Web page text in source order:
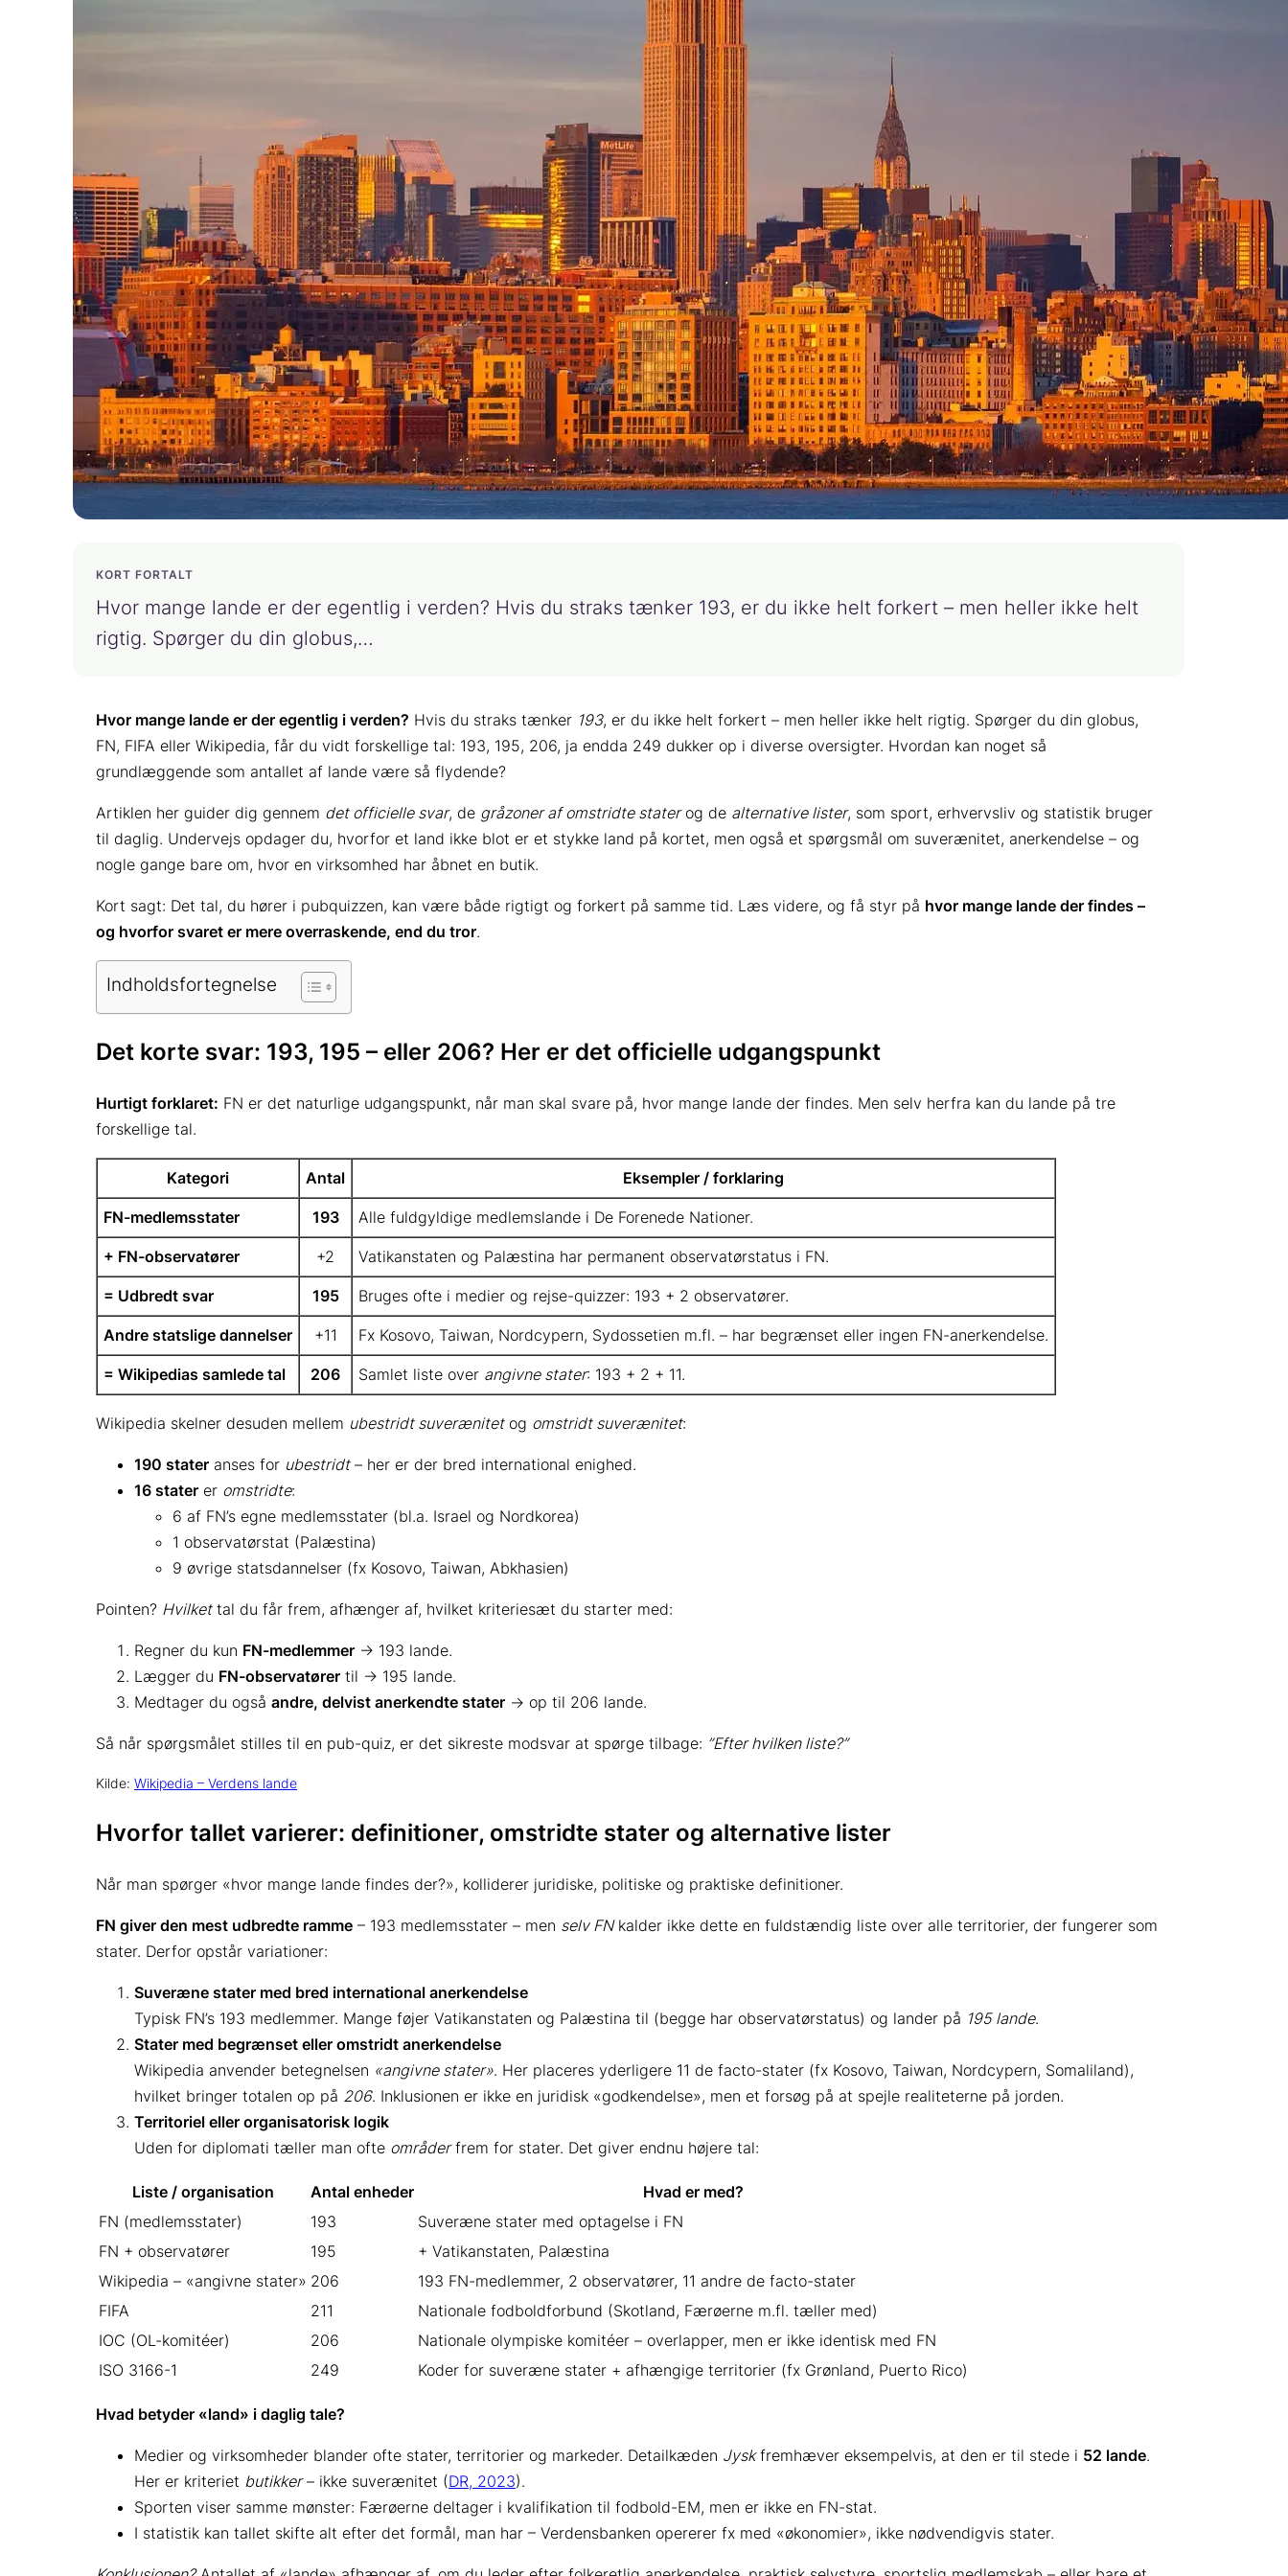
KORT FORTALT
Hvor mange lande er der egentlig i verden? Hvis du straks tænker 193, er du ikke helt forkert – men heller ikke helt
rigtig. Spørger du din globus,…
Hvor mange lande er der egentlig i verden? Hvis du straks tænker 193, er du ikke helt forkert – men heller ikke helt rigtig. Spørger du din globus,
FN, FIFA eller Wikipedia, får du vidt forskellige tal: 193, 195, 206, ja endda 249 dukker op i diverse oversigter. Hvordan kan noget så
grundlæggende som antallet af lande være så flydende?
Artiklen her guider dig gennem det officielle svar, de gråzoner af omstridte staterog de alternative lister, som sport, erhvervsliv og statistik bruger
til daglig. Undervejs opdager du, hvorfor et land ikke blot er et stykke land på kortet, men også et spørgsmål om suverænitet, anerkendelse – og
nogle gange bare om, hvor en virksomhed har åbnet en butik.
Kort sagt: Det tal, du hører i pubquizzen, kan være både rigtigt og forkert på samme tid. Læs videre, og få styr på hvor mange lande der findes –
og hvorfor svaret er mere overraskende, end du tror.
Indholdsfortegnelse
Det korte svar: 193, 195 – eller 206? Her er det officielle udgangspunkt
Hurtigt forklaret: FN er det naturlige udgangspunkt, når man skal svare på, hvor mange lande der findes. Men selv herfra kan du lande på tre
forskellige tal.
Kategori Antal Eksempler / forklaring
FN-medlemsstater 193 Alle fuldgyldige medlemslande i De Forenede Nationer.
+ FN-observatører +2 Vatikanstaten og Palæstina har permanent observatørstatus i FN.
= Udbredt svar 195 Bruges ofte i medier og rejse-quizzer: 193 + 2 observatører.
Andre statslige dannelser +11 Fx Kosovo, Taiwan, Nordcypern, Sydossetien m.fl. – har begrænset eller ingen FN-anerkendelse.
= Wikipedias samlede tal 206 Samlet liste over angivne stater: 193 + 2 + 11.
Wikipedia skelner desuden mellem ubestridt suverænitetog omstridt suverænitet:
190 stater anses for ubestridt– her er der bred international enighed.
16 stater er omstridte:
6 af FN’s egne medlemsstater (bl.a. Israel og Nordkorea)
1 observatørstat (Palæstina)
9 øvrige statsdannelser (fx Kosovo, Taiwan, Abkhasien)
Pointen? Hvilkettal du får frem, afhænger af, hvilket kriteriesæt du starter med:
Regner du kun FN-medlemmer → 193 lande.
Lægger du FN-observatører til → 195 lande.
Medtager du også andre, delvist anerkendte stater → op til 206 lande.
Så når spørgsmålet stilles til en pub-quiz, er det sikreste modsvar at spørge tilbage: ”Efter hvilken liste?”
Kilde: Wikipedia – Verdens lande
Hvorfor tallet varierer: definitioner, omstridte stater og alternative lister
Når man spørger «hvor mange lande findes der?», kolliderer juridiske, politiske og praktiske definitioner.
FN giver den mest udbredte ramme – 193 medlemsstater – men selv FNkalder ikke dette en fuldstændig liste over alle territorier, der fungerer som
stater. Derfor opstår variationer:
Suveræne stater med bred international anerkendelse
Typisk FN’s 193 medlemmer. Mange føjer Vatikanstaten og Palæstina til (begge har observatørstatus) og lander på 195 lande.
Stater med begrænset eller omstridt anerkendelse
Wikipedia anvender betegnelsen «angivne stater». Her placeres yderligere 11 de facto-stater (fx Kosovo, Taiwan, Nordcypern, Somaliland),
hvilket bringer totalen op på 206. Inklusionen er ikke en juridisk «godkendelse», men et forsøg på at spejle realiteterne på jorden.
Territoriel eller organisatorisk logik
Uden for diplomati tæller man ofte områderfrem for stater. Det giver endnu højere tal:
Liste / organisation Antal enheder
Hvad er med?
FN (medlemsstater)
193
Suveræne stater med optagelse i FN
FN + observatører
195
+ Vatikanstaten, Palæstina
Wikipedia – «angivne stater» 206
193 FN-medlemmer, 2 observatører, 11 andre de facto-stater
FIFA
211
Nationale fodboldforbund (Skotland, Færøerne m.fl. tæller med)
IOC (OL-komitéer)
206
Nationale olympiske komitéer – overlapper, men er ikke identisk med FN
ISO 3166-1
249 Koder for suveræne stater + afhængige territorier (fx Grønland, Puerto Rico)
Hvad betyder «land» i daglig tale?
Medier og virksomheder blander ofte stater, territorier og markeder. Detailkæden Jyskfremhæver eksempelvis, at den er til stede i 52 lande.
Her er kriteriet butikker– ikke suverænitet (DR, 2023).
Sporten viser samme mønster: Færøerne deltager i kvalifikation til fodbold-EM, men er ikke en FN-stat.
I statistik kan tallet skifte alt efter det formål, man har – Verdensbanken opererer fx med «økonomier», ikke nødvendigvis stater.